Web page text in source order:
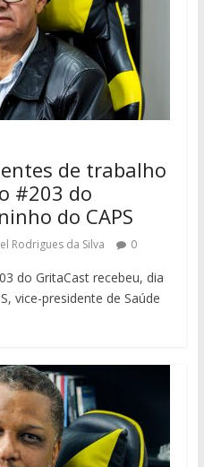
de trabalho
#203 do
do CAPS
Rodrigues da Silva 0
do GritaCast recebeu, dia
vice-presidente de Saúde